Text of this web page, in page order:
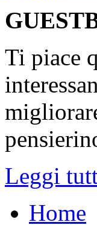
Ti piace
Leggi
Home